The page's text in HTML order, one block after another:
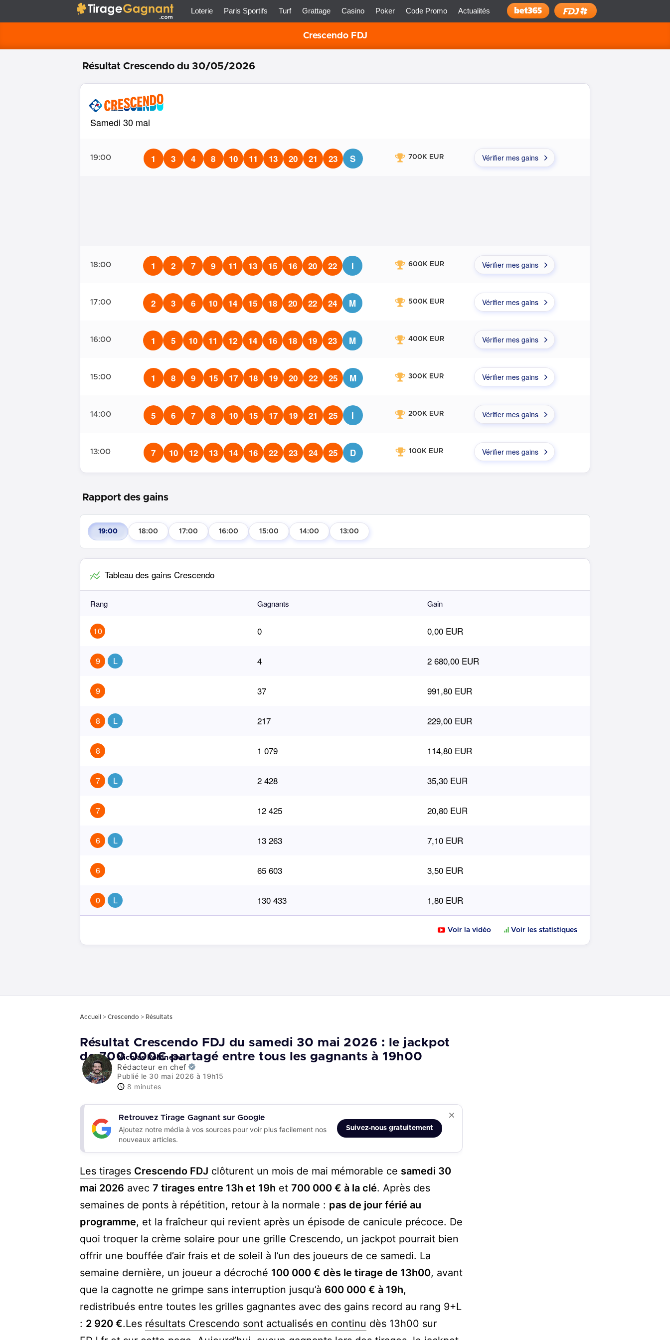
Tirage Gagnant
Installer
Loterie Paris Sportifs Turf Grattage Casino Poker Code Promo Actualités
Résultat Crescendo du 30/05/2026
Samedi 30 mai
19:00 1 3 4 8 10 11 13 20 21 23 S 700K EUR Vérifier mes gains
18:00 1 2 7 9 11 13 15 16 20 22 I 600K EUR Vérifier mes gains
17:00 2 3 6 10 14 15 18 20 22 24 M 500K EUR Vérifier mes gains
16:00 1 5 10 11 12 14 16 18 19 23 M 400K EUR Vérifier mes gains
15:00 1 8 9 15 17 18 19 20 22 25 M 300K EUR Vérifier mes gains
14:00 5 6 7 8 10 15 17 19 21 25 I 200K EUR Vérifier mes gains
13:00 7 10 12 13 14 16 22 23 24 25 D 100K EUR Vérifier mes gains
Rapport des gains
19:00 18:00 17:00 16:00 15:00 14:00 13:00
Tableau des gains Crescendo
Rang Gagnants Gain
10 0 0,00 EUR
9 L 4 2 680,00 EUR
9 37 991,80 EUR
8 L 217 229,00 EUR
8 1 079 114,80 EUR
7 L 2 428 35,30 EUR
7 12 425 20,80 EUR
6 L 13 263 7,10 EUR
6 65 603 3,50 EUR
0 L 130 433 1,80 EUR
Voir la vidéo Voir les statistiques
Accueil > Crescendo > Résultats
Résultat Crescendo FDJ du samedi 30 mai 2026 : le jackpot
de 700 000€ partagé entre tous les gagnants à 19h00
Nicolas Robineau
Rédacteur en chef
Publié le 30 mai 2026 à 19h15
8 minutes
Retrouvez Tirage Gagnant sur Google
Ajoutez notre média à vos sources pour voir plus facilement nos
nouveaux articles.
Suivez-nous gratuitement
Les tirages Crescendo FDJ clôturent un mois de mai mémorable ce samedi 30
mai 2026 avec 7 tirages entre 13h et 19h et 700 000 € à la clé. Après des
semaines de ponts à répétition, retour à la normale : pas de jour férié au
programme, et la fraîcheur qui revient après un épisode de canicule précoce. De
quoi troquer la crème solaire pour une grille Crescendo, un jackpot pourrait bien
offrir une bouffée d’air frais et de soleil à l’un des joueurs de ce samedi. La
semaine dernière, un joueur a décroché 100 000 € dès le tirage de 13h00, avant
que la cagnotte ne grimpe sans interruption jusqu’à 600 000 € à 19h,
redistribués entre toutes les grilles gagnantes avec des gains record au rang 9+L
: 2 920 €.Les résultats Crescendo sont actualisés en continu dès 13h00 sur